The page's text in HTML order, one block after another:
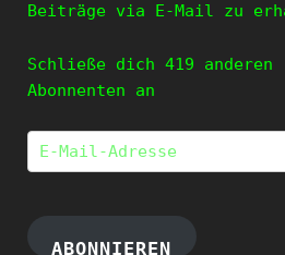
Beiträge via E-Mail zu
Schließe dich 419 anderen
Abonnenten an
E-
Mail-
ABONNIEREN